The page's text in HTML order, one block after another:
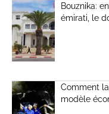
Bouznika:
émirati, le
Comment
modèle